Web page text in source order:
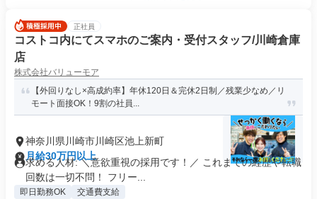
正社員
コストコ内にてスマホのご案内・受付スタッフ/川崎倉庫
店
株式会社バリューモア
【外回りなし×高成約率】年休120日＆完休2日制／残業少なめ／リ
モート面接OK！9割の社員...
神奈川県川崎市川崎区池上新町
月給30万円以上
求める人材: ＼意欲重視の採用です！／ これまでの経歴や転職
回数は一切不問！ フリー...
即日勤務OK 交通費支給